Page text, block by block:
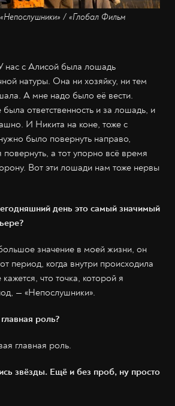
/ «Глобал Фильм
нас с Алисой была лошадь
натуры. Она ни хозяйку, ни тем
А мне надо было её вести.
ответственность и за лошадь, и
И Никита на коне, тоже с
было повернуть направо,
повернуть, а тот упорно всё время
Вот эти лошади нам тоже нервы
день это самый значимый
значение в моей жизни, он
период, когда внутри происходила
что точка, которой я
— «Непослушники».
роль?
главная роль.
звёзды. Ещё и без проб, ну просто